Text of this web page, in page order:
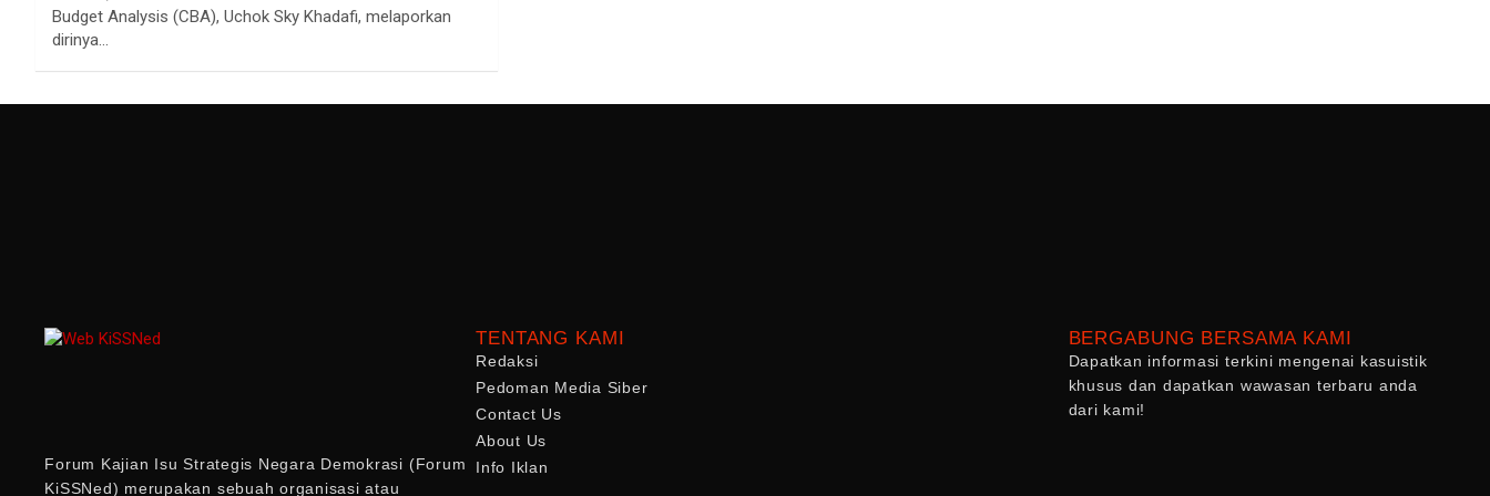
Budget Analysis (CBA), Uchok Sky Khadafi, melaporkan
dirinya…
Forum Kajian Isu Strategis Negara Demokrasi (Forum
KiSSNed) merupakan sebuah organisasi atau
TENTANG KAMI
Redaksi
Pedoman Media Siber
Contact Us
About Us
Info Iklan
BERGABUNG BERSAMA KAMI
Dapatkan informasi terkini mengenai kasuistik
khusus dan dapatkan wawasan terbaru anda
dari kami!